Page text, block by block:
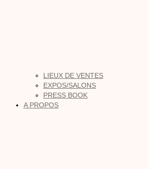
LIEUX DE VENTES
EXPOS/SALONS
PRESS BOOK
A PROPOS